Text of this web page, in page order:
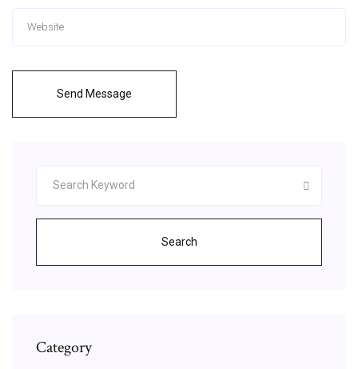
Send Message
Search
Category